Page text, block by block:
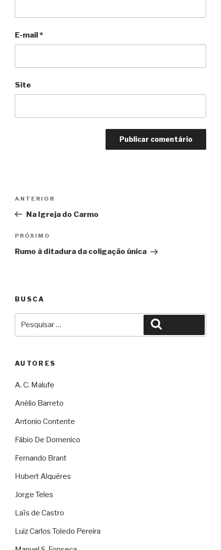
E-mail*
Site
Post
Anterior
ANTERIOR
Na Igreja do Carmo
Próximo
PRÓXIMO
Rumo à ditadura da coligação única
BUSCA
AUTORES
A. C. Malufe
Anélio Barreto
Antonio Contente
Fábio De Domenico
Fernando Brant
Hubert Alquéres
Jorge Teles
Laïs de Castro
Luiz Carlos Toledo Pereira